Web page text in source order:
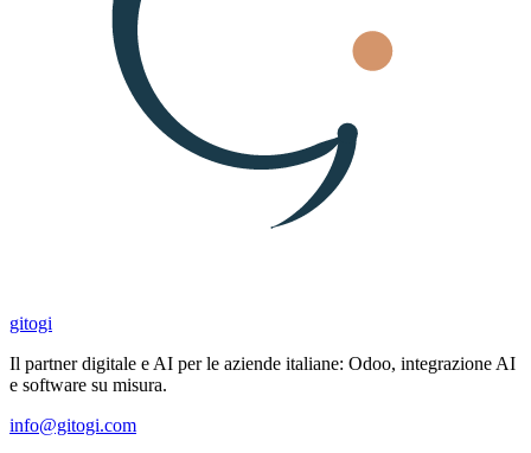
gitogi
Il partner digitale e AI per le aziende italiane: Odoo, integrazione AI
e software su misura.
info@gitogi.com